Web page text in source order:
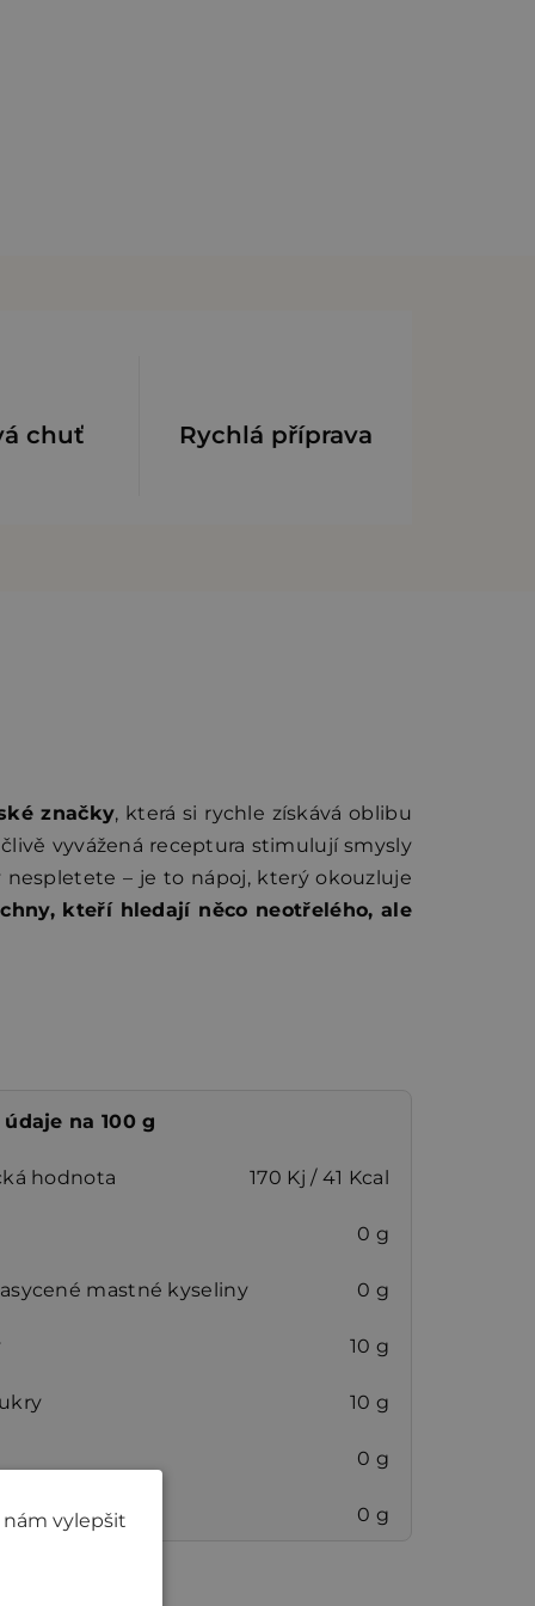
chuť Rychlá příprava
značky, která si rychle získává oblibu
vyvážená receptura stimulují smysly
– je to nápoj, který okouzluje
kteří hledají něco neotřelého, ale
na 100 g
hodnota 170 Kj / 41 Kcal
0 g
mastné kyseliny 0 g
10 g
10 g
0 g
0 g
nám vylepšit